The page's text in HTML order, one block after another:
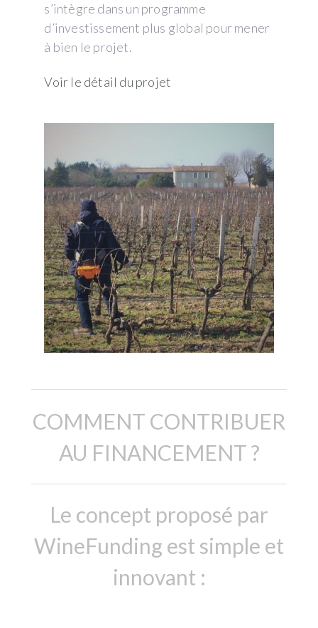
s’intègre dans un programme
d’investissement plus global pour mener
à bien le projet.
Voir le détail du projet
COMMENT CONTRIBUER
AU FINANCEMENT ?
Le concept proposé par
WineFunding est simple et
innovant :